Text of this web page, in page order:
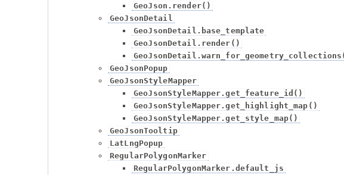
GeoJson.render()
GeoJsonDetail
GeoJsonDetail.base_template
GeoJsonDetail.render()
GeoJsonPopup
GeoJsonStyleMapper
GeoJsonStyleMapper.get_feature_id()
GeoJsonStyleMapper.get_highlight_map()
GeoJsonStyleMapper.get_style_map()
GeoJsonTooltip
LatLngPopup
RegularPolygonMarker
RegularPolygonMarker.default_js